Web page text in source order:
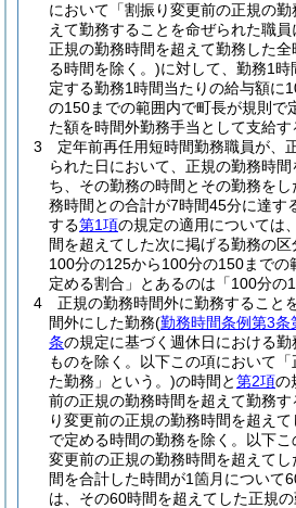
において「割振り変更前の正規の
えて勤務することを命ぜられた職
正規の勤務時間を超えて勤務した全
る時間を除く。)に対して、勤務1時
定する勤務1時間当たりの給与額に
の150までの範囲内で町長が規則で
た額を時間外勤務手当として支給す
3
定年前再任用短時間勤務職員が、
られた日において、正規の勤務時
ち、その勤務の時間とその勤務を
務時間との合計が7時間45分に達す
する第1項の規定の適用については、
間を超えてした次に掲げる勤務の
100分の125から100分の150までの
定める割合」とあるのは「100分の
4
正規の勤務時間外に勤務すること
間外にした勤務(勤務時間条例第3条
条の規定に基づく週休日における
ものを除く。以下この項において
た勤務」という。)の時間と第2項の
前の正規の勤務時間を超えて勤務
り変更前の正規の勤務時間を超えて
で定める時間の勤務を除く。以下
変更前の正規の勤務時間を超えて
間を合計した時間が1箇月について
は、その60時間を超えてした正規